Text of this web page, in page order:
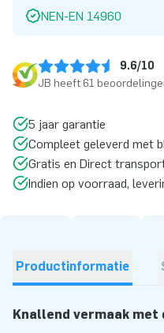
NEN-EN 14960
9.6/10
JB heeft 61
5 jaar garantie
Compleet geleverd met
Gratis en Direct
Indien op voorraad,
Productinformatie
Knallend vermaak met